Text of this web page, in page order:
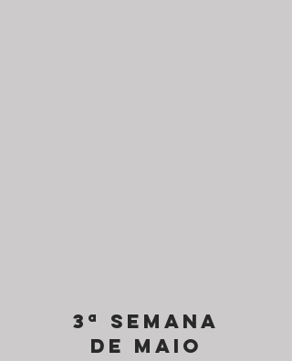
3ª semana
de maio